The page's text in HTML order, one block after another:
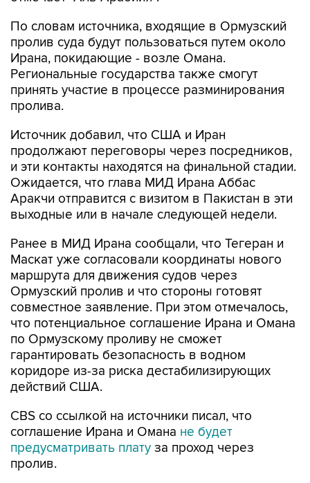
По словам источника, входящие в Ормузский
пролив суда будут пользоваться путем около
Ирана, покидающие - возле Омана.
Региональные государства также смогут
принять участие в процессе разминирования
пролива.
Источник добавил, что США и Иран
продолжают переговоры через посредников,
и эти контакты находятся на финальной стадии.
Ожидается, что глава МИД Ирана Аббас
Аракчи отправится с визитом в Пакистан в эти
выходные или в начале следующей недели.
Ранее в МИД Ирана сообщали, что Тегеран и
Маскат уже согласовали координаты нового
маршрута для движения судов через
Ормузский пролив и что стороны готовят
совместное заявление. При этом отмечалось,
что потенциальное соглашение Ирана и Омана
по Ормузскому проливу не сможет
гарантировать безопасность в водном
коридоре из-за риска дестабилизирующих
действий США.
CBS со ссылкой на источники писал, что
соглашение Ирана и Омана не будет
предусматривать плату за проход через
пролив.